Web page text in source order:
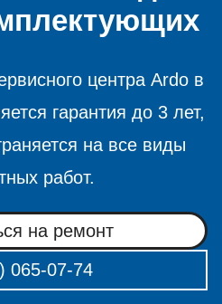
центра Ardo в
гарантия до 3 лет,
на все виды
работ.
на ремонт
065-07-74